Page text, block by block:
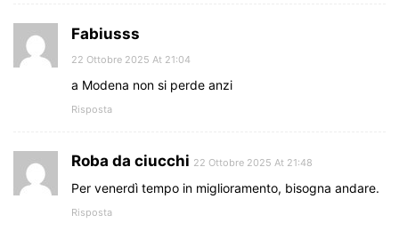
Fabiusss
22 Ottobre 2025 At 21:04
a Modena non si perde anzi
Risposta
Roba da ciucchi 22 Ottobre 2025 At 21:48
Per venerdì tempo in miglioramento, bisogna andare.
Risposta